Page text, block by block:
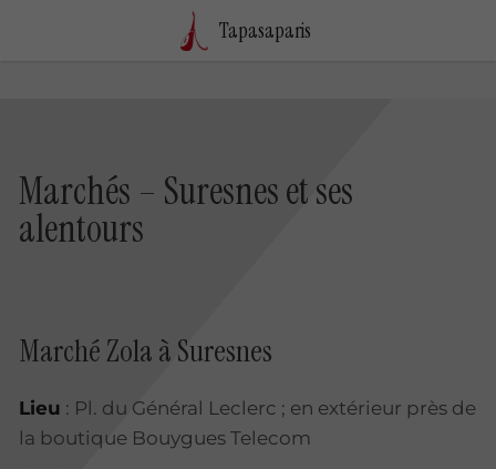
Tapasaparis
Marchés – Suresnes et ses
alentours
Marché Zola à Suresnes
Lieu : Pl. du Général Leclerc ; en extérieur près de
la boutique Bouygues Telecom